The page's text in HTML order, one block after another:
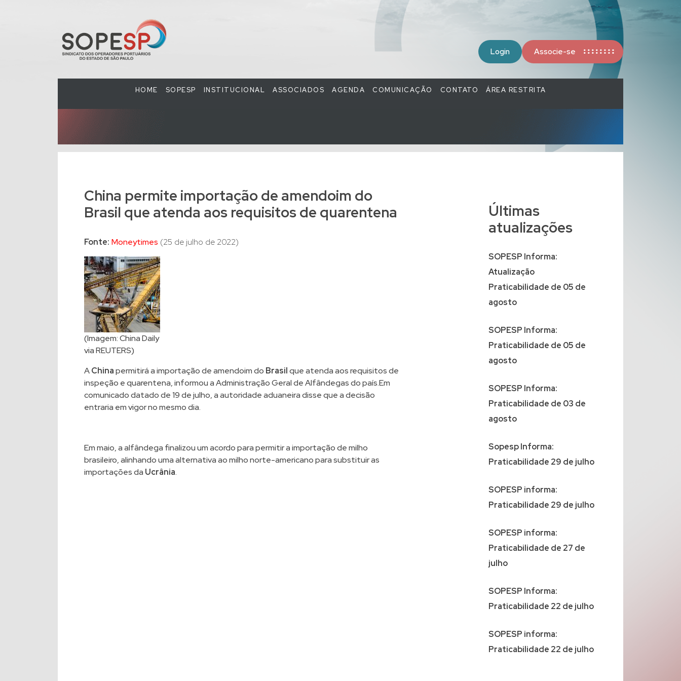
Login Associe-se
HOME SOPESP INSTITUCIONAL ASSOCIADOS AGENDA COMUNICAÇÃO CONTATO ÁREA RESTRITA
China permite importação de amendoim do
Brasil que atenda aos requisitos de quarentena
Fonte: Moneytimes (25 de julho de 2022)
(Imagem: China Daily
via REUTERS)
AChinapermitirá a importação de amendoim do Brasilque atenda aos requisitos de
inspeção e quarentena, informou a Administração Geral de Alfândegas do país.Em
comunicado datado de 19 de julho, a autoridade aduaneira disse que a decisão
entraria em vigor no mesmo dia.
Em maio, a alfândega finalizou um acordo para permitir a importação de milho
brasileiro, alinhando uma alternativa ao milho norte-americano para substituir as
importações da Ucrânia.
Últimas
atualizações
SOPESP Informa:
Atualização
Praticabilidade de 05 de
agosto
SOPESP Informa:
Praticabilidade de 05 de
agosto
SOPESP Informa:
Praticabilidade de 03 de
agosto
Sopesp Informa:
Praticabilidade 29 de julho
SOPESP informa:
Praticabilidade 29 de julho
SOPESP informa:
Praticabilidade de 27 de
julho
SOPESP Informa:
Praticabilidade 22 de julho
SOPESP informa:
Praticabilidade 22 de julho